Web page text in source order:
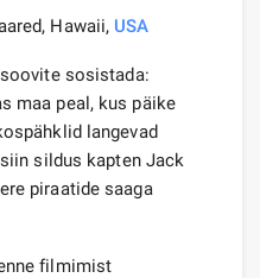
Hawaii, USA
sosistada:
maa peal, kus päike
langevad
sildus kapten Jack
piraatide saaga
filmimist